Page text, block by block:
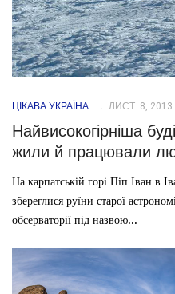
ЦІКАВА УКРАЇНА ЛИСТ. 8, 2013
Найвисокогірніша
жили й працювали
На карпатській горі Піп Іван в
збереглися руїни старої
обсерваторії під назвою...